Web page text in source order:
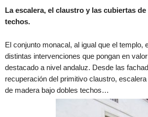
La escalera, el claustro y las cubiertas
techos.
El conjunto monacal, al igual que el templo,
distintas intervenciones que pongan en
destacado a nivel andaluz. Desde las
recuperación del primitivo claustro,
de madera bajo dobles techos…